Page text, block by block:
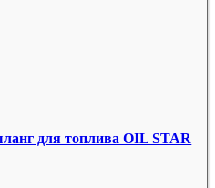
для топлива OIL STAR